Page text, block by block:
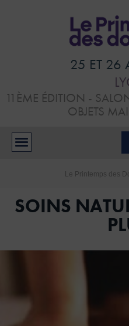
CONFÉRENCES
25 ET 26
11ÈME ÉDITION -
OBJETS
Le Printemps des
SOINS